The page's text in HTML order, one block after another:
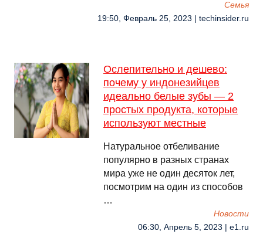
Семья
19:50, Февраль 25, 2023 | techinsider.ru
Ослепительно и дешево:
почему у индонезийцев
идеально белые зубы — 2
простых продукта, которые
используют местные
Натуральное отбеливание
популярно в разных странах
мира уже не один десяток лет,
посмотрим на один из способов
…
Новости
06:30, Апрель 5, 2023 | e1.ru